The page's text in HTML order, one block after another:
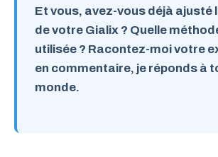
Et vous, avez-vous déjà ajusté
de votre Gialix ? Quelle
utilisée ? Racontez-moi votre
en commentaire, je réponds à
monde.